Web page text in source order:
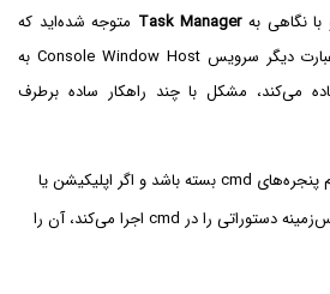
نگاهی بهTask Manager متوجه شده‌اید که
پردازش conhost.exe یا به عبارت دیگر سرویس Console Window Host به
می‌کند، مشکل با چند راهکار ساده برطرف
ابتدا بررسی کنید که تمام پنجره‌های cmd بسته باشد و اگر اپلیکیشن یا
نرم‌افزاری اجرا کرده‌اید که در پس‌زمینه دستوراتی را در cmd اجرا می‌کند، آن را